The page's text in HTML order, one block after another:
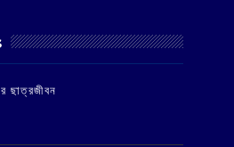
ছাত্রজীবন